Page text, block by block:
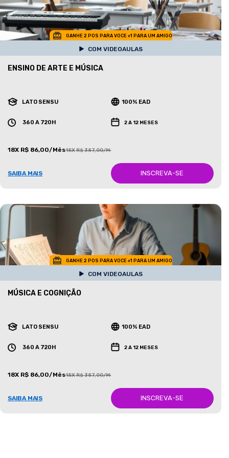
GANHE 2 POS PARA VOCE +1 PARA UM AMIGO
COM VIDEOAULAS
ENSINO DE ARTE E MÚSICA
LATO SENSU 100% EAD
360 A 720H 2 A 12 MESES
18X R$ 86,00/Mês18X R$ 387,00/Mês
SAIBA MAIS INSCREVA-SE
GANHE 2 POS PARA VOCE +1 PARA UM AMIGO
COM VIDEOAULAS
MÚSICA E COGNIÇÃO
LATO SENSU 100% EAD
360 A 720H 2 A 12 MESES
18X R$ 86,00/Mês18X R$ 387,00/Mês
SAIBA MAIS INSCREVA-SE